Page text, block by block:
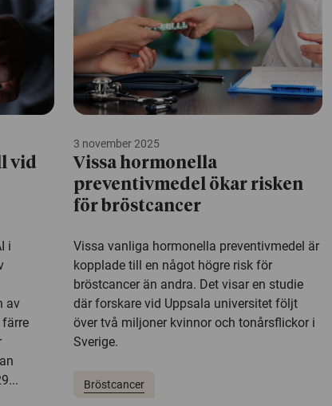
vid
i
av
3 november 2025
Vissa hormonella
preventivmedel ökar risken
för bröstcancer
Vissa vanliga hormonella preventivmedel är
kopplade till en något högre risk för
bröstcancer än andra. Det visar en studie
där forskare vid Uppsala universitet följt
över två miljoner kvinnor och tonårsflickor i
Sverige.
Bröstcancer